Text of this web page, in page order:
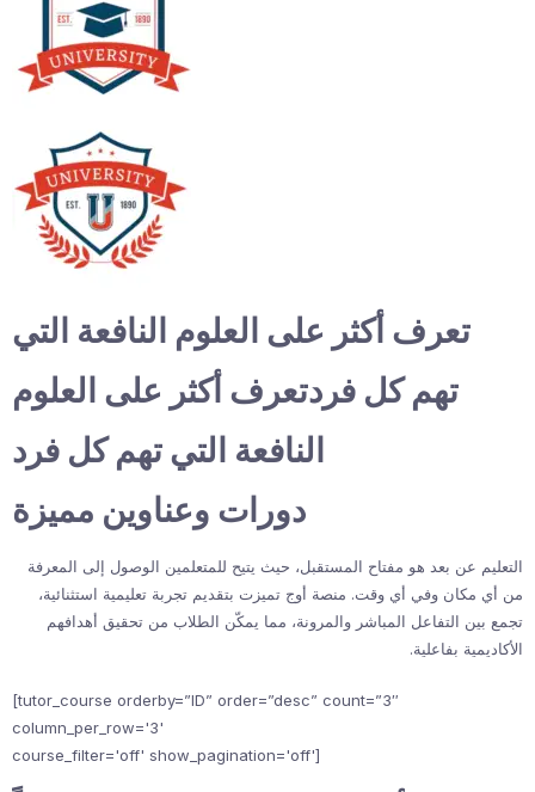
تعرف أكثر على العلوم النافعة التي
تهم كل فردتعرف أكثر على العلوم
النافعة التي تهم كل فرد
دورات وعناوين مميزة
التعليم عن بعد هو مفتاح المستقبل، حيث يتيح للمتعلمين الوصول إلى المعرفة
من أي مكان وفي أي وقت. منصة أوج تميزت بتقديم تجربة تعليمية استثنائية،
تجمع بين التفاعل المباشر والمرونة، مما يمكّن الطلاب من تحقيق أهدافهم
الأكاديمية بفاعلية.
[tutor_course orderby=”ID” order=”desc” count=”3″
column_per_row='3'
course_filter='off' show_pagination='off']